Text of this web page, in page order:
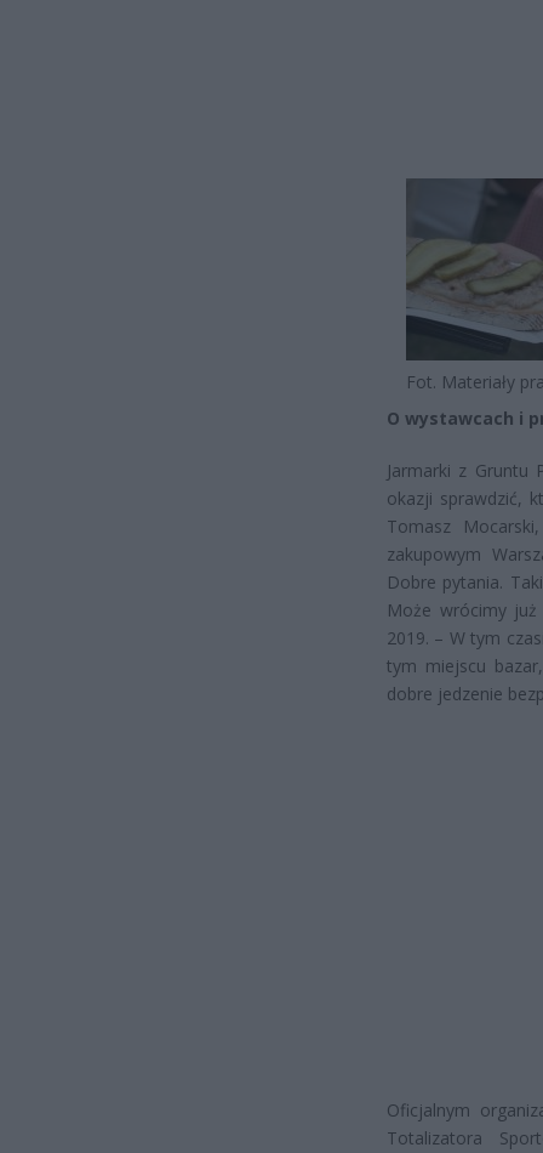
Fot. Materiały
O wystawcach i
Jarmarki z Gruntu
okazji sprawdzić,
Tomasz
zakupowym
Dobre pytania.
Może wrócimy
2019. – W tym
tym miejscu
dobre jedzenie
Oficjalnym
Totalizatora